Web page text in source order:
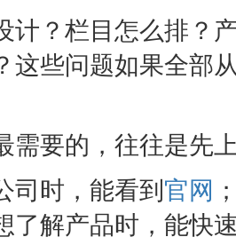
计？栏目怎么排？
这些问题如果全部
需要的，往往是先
司时，能看到 官网
了解产品时，能快